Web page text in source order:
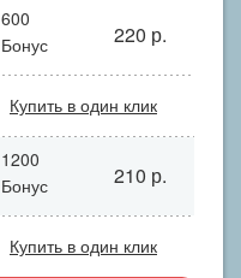
600
Бонус
220 р.
Купить в один клик
1200
Бонус
210 р.
Купить в один клик